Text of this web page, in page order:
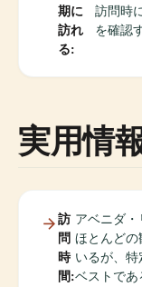
期に
訪れ
る:
訪問時
を確認
実用情
訪
問
時
間:
アベニダ
ほとんどの
いるが、
ベストであ